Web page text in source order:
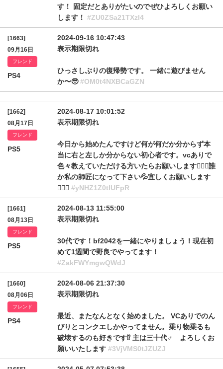
す！ 固定だとありがたいのでぜひよろしくお願い
します！ #ZU0ZSa21TXzI4
[1663]
09月16日
フレンド
PS4
2024-09-16 10:47:43
表示期限切れ
ひっさしぶりの復帰勢です。 一緒に遊びません
か〜🥹#OM0t4NXBCaGZN
[1662]
08月17日
フレンド
PS5
2024-08-17 10:01:52
表示期限切れ
今日から始めたんですけど何が何だか分からず本
当に右と左しか分からない初心者です。vcありで
色々教えていただける方いたらお願いします🙇‍♀️⤵️誰
か私の師匠になって下さい💦宜しくお願いします
🙇‍♀️⤵️ #yNHZ1Z0tlUFpR
[1661]
08月13日
フレンド
PS5
2024-08-13 11:55:00
表示期限切れ
30代です！bf2042を一緒にやりましょう！現在初
めて1週間で野良でやってます！
#ZakFWYmgwQWdJ
[1660]
08月06日
フレンド
PS4
2024-08-06 21:37:30
表示期限切れ
最近、またなんとなく始めました。 VCありでのん
びりとコンクエしかやってません。乗り物乗るも
破壊するのも好きです⁉️ 主は三十代♂️ よろしくお
願いいたします #3VjVMS0tJZUZJ